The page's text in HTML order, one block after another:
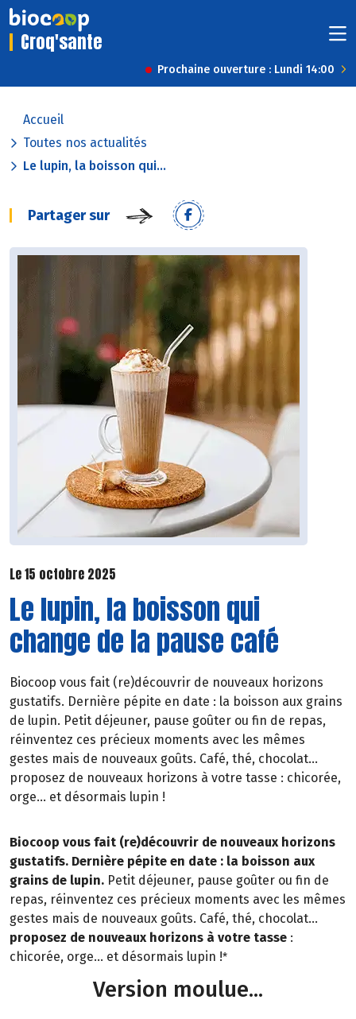
Croq'sante
Prochaine ouverture : Lundi 14:00
Accueil
Toutes nos actualités
Le lupin, la boisson qui...
Partager sur
Le 15 octobre 2025
Le lupin, la boisson qui
change de la pause café
Biocoop vous fait (re)découvrir de nouveaux horizons
gustatifs. Dernière pépite en date : la boisson aux grains
de lupin. Petit déjeuner, pause goûter ou fin de repas,
réinventez ces précieux moments avec les mêmes
gestes mais de nouveaux goûts. Café, thé, chocolat…
proposez de nouveaux horizons à votre tasse : chicorée,
orge… et désormais lupin !
Biocoop vous fait (re)découvrir de nouveaux horizons
gustatifs. Dernière pépite en date : la boisson aux
grains de lupin. Petit déjeuner, pause goûter ou fin de
repas, réinventez ces précieux moments avec les mêmes
gestes mais de nouveaux goûts. Café, thé, chocolat…
proposez de nouveaux horizons à votre tasse :
chicorée, orge… et désormais lupin !*
Version moulue...